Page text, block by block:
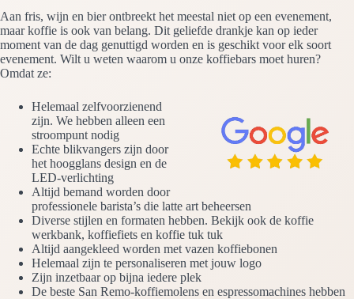
Aan fris, wijn en bier ontbreekt het meestal niet op een evenement,
maar koffie is ook van belang. Dit geliefde drankje kan op ieder
moment van de dag genuttigd worden en is geschikt voor elk soort
evenement. Wilt u weten waarom u onze koffiebars moet huren?
Omdat ze:
Helemaal zelfvoorzienend
zijn. We hebben alleen een
stroompunt nodig
Echte blikvangers zijn door
het hoogglans design en de
LED-verlichting
Altijd bemand worden door
professionele barista’s die latte art beheersen
Diverse stijlen en formaten hebben. Bekijk ook de koffie
werkbank, koffiefiets en koffie tuk tuk
Altijd aangekleed worden met vazen koffiebonen
Helemaal zijn te personaliseren met jouw logo
Zijn inzetbaar op bijna iedere plek
De beste San Remo-koffiemolens en espressomachines hebben